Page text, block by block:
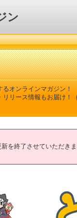
ン
るオンラインマガジン！
リース情報もお届け！
を終了させていただきま